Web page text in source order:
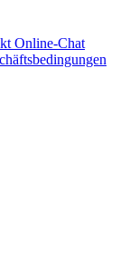
Online-Chat